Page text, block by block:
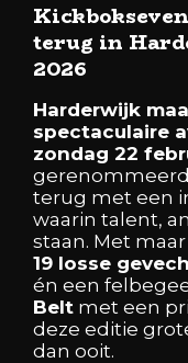
terug in
2026
Harderwijk
spectaculaire
zondag 22
terug met een
waarin talent,
staan. Met
19 losse
én een
Belt met een
deze editie
dan ooit.